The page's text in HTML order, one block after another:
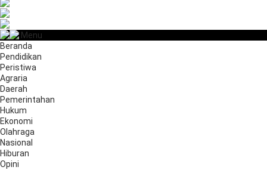
Menu
Beranda
Pendidikan
Peristiwa
Agraria
Daerah
Pemerintahan
Hukum
Ekonomi
Olahraga
Nasional
Hiburan
Opini